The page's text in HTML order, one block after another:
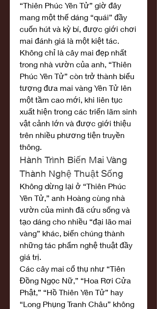
“Thiên Phúc Yên Tử” giờ đây
mang một thế dáng “quái” đầy
cuốn hút và kỳ bí, được giới chơi
mai đánh giá là một kiệt tác.
Không chỉ là cây mai đẹp nhất
trong nhà vườn của anh, “Thiên
Phúc Yên Tử” còn trở thành biểu
tượng đưa mai vàng Yên Tử lên
một tầm cao mới, khi liên tục
xuất hiện trong các triển lãm sinh
vật cảnh lớn và được giới thiệu
trên nhiều phương tiện truyền
thông.
Hành Trình Biến Mai Vàng
Thành Nghệ Thuật Sống
Không dừng lại ở “Thiên Phúc
Yên Tử,” anh Hoàng cùng nhà
vườn của mình đã cứu sống và
tạo dáng cho nhiều “đại lão mai
vàng” khác, biến chúng thành
những tác phẩm nghệ thuật đầy
giá trị.
Các cây mai cổ thụ như “Tiên
Đồng Ngọc Nữ,” “Hoa Rơi Cửa
Phật,” “Hồ Thiên Yên Tử” hay
“Long Phụng Tranh Châu” không